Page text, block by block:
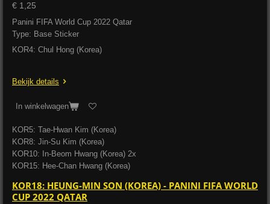
€ 1,25
Panini FIFA World Cup 2022 Qatar
Type: Base Sticker
KOR4: Chul Hong (Korea)
Bekijk details
In winkelwagen
KOR5: Tae-Hwan Kim (Korea)
KOR8: Jin-Su Kim (Korea)
KOR10: In-Beom Hwang (Korea) 2x
KOR15: Hee-Chan Hwang (Korea)
KOR18: HEUNG-MIN SON (KOREA) - PANINI FIFA WORLD
CUP 2022 QATAR